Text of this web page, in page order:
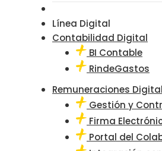
Línea Digital
Contabilidad Digital
BI Contable
RindeGastos
Remuneraciones Digital
Gestión y
Firma
Portal del